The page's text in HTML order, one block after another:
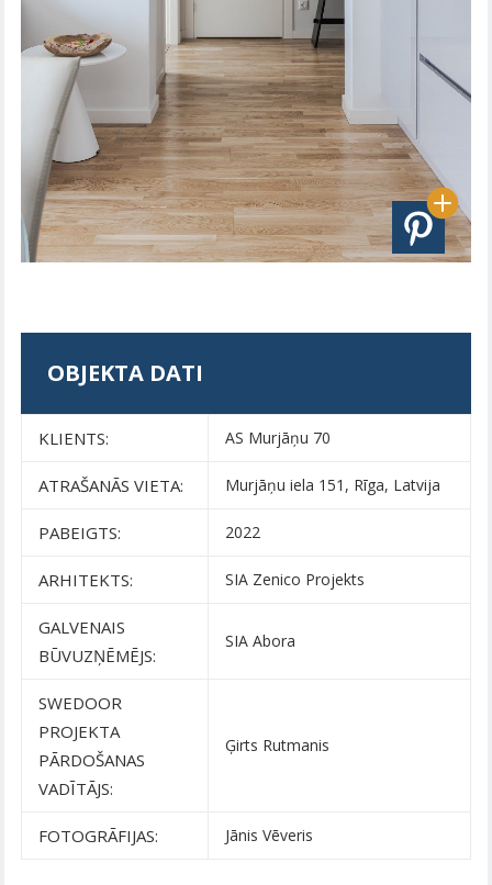
OBJEKTA DATI
KLIENTS: AS Murjāņu 70
ATRAŠANĀS VIETA: Murjāņu iela 151, Rīga, Latvija
PABEIGTS: 2022
ARHITEKTS: SIA Zenico Projekts
GALVENAIS
BŪVUZŅĒMĒJS:
SIA Abora
SWEDOOR
PROJEKTA
PĀRDOŠANAS
VADĪTĀJS:
Ģirts Rutmanis
FOTOGRĀFIJAS: Jānis Vēveris